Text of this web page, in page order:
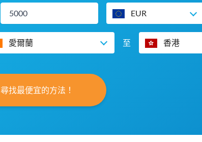
EUR
愛爾蘭 至 香港
尋找最便宜的方法！